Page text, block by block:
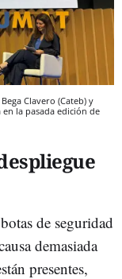
Clavero (Cateb) y
la pasada edición de
de seguridad
demasiada
presentes,